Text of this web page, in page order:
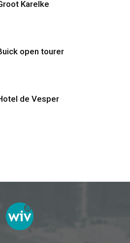
Karelke
open tourer
de Vesper